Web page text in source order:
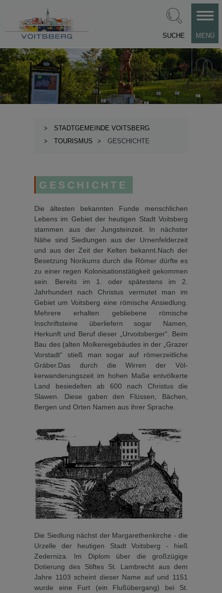
STADTGEMEINDE VOITSBERG
TOURISMUS
GESCHICHTE
GESCHICHTE
Die ältesten bekannten Funde menschlichen
Lebens im Ge­biet der heutigen Stadt Voitsberg
stammen aus der Jungsteinzeit. In nächster
Nähe sind Siedlungen aus der Urnenfel­derzeit
und aus der Zeit der Kelten bekannt.Nach der
Besetzung Norikums durch die Römer dürfte es
zu einer regen Kolonisationstätig­keit gekommen
sein. Bereits im 1. oder spätestens im 2.
Jahrhundert nach Christus vermu­tet man im
Gebiet um Voitsberg eine römische Ansiedlung.
Mehrere erhalten gebliebene römische
Inschriftsteine überliefern sogar Namen,
Herkunft und Beruf dieser „Urvoitsber­ger“. Beim
Bau des (alten Molkereigebäudes in der „Grazer
Vorstadt“ stieß man sogar auf römerzeitliche
Grä­ber.Das durch die Wirren der Völ­
kerwanderungszeit im hohen Maße entvölkerte
Land besie­delten ab 600 nach Christus die
Slawen. Diese gaben den Flüs­sen, Bächen,
Bergen und Or­ten Namen aus ihrer Sprache.
Die Siedlung nächst der Mar­garethenkirche - die
Urzelle der heutigen Stadt Voitsberg - hieß
Zederniza. Im Diplom über die großzügige
Dotierung des Stif­tes St. Lambrecht aus dem
Jah­re 1103 scheint dieser Name auf und 1151
wurde eine Furt (ein Flußübergang) bei St.
SUCHE MENÜ